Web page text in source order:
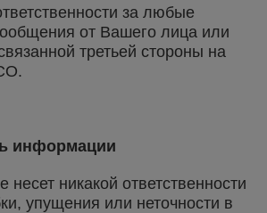
за любые
от Вашего лица или
третьей стороны на
информации
несет никакой ответственности
упущения или неточности в